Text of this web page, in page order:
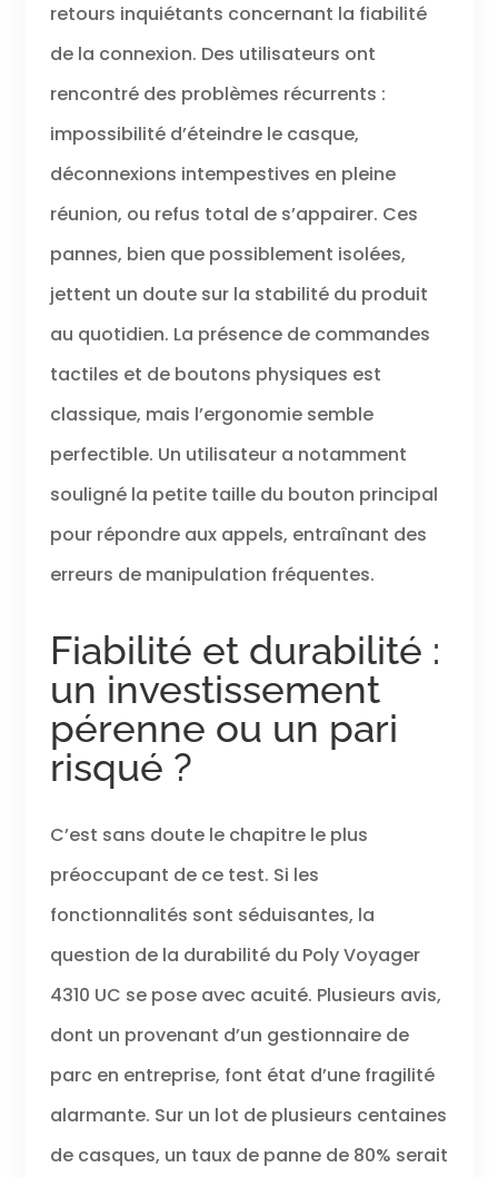
retours inquiétants concernant la fiabilité
de la connexion. Des utilisateurs ont
rencontré des problèmes récurrents :
impossibilité d’éteindre le casque,
déconnexions intempestives en pleine
réunion, ou refus total de s’appairer. Ces
pannes, bien que possiblement isolées,
jettent un doute sur la stabilité du produit
au quotidien. La présence de commandes
tactiles et de boutons physiques est
classique, mais l’ergonomie semble
perfectible. Un utilisateur a notamment
souligné la petite taille du bouton principal
pour répondre aux appels, entraînant des
erreurs de manipulation fréquentes.
Fiabilité et durabilité :
un investissement
pérenne ou un pari
risqué ?
C’est sans doute le chapitre le plus
préoccupant de ce test. Si les
fonctionnalités sont séduisantes, la
question de la durabilité du Poly Voyager
4310 UC se pose avec acuité. Plusieurs avis,
dont un provenant d’un gestionnaire de
parc en entreprise, font état d’une fragilité
alarmante. Sur un lot de plusieurs centaines
de casques, un taux de panne de 80% serait